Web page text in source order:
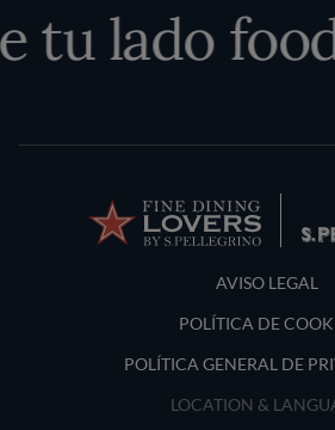
lado
Terms and Conditions
AVISO LEGAL
POLÍTICA DE
POLÍTICA GENERAL DE
LOCATION &